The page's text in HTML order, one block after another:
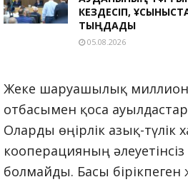
КЕЗДЕСІП,
ТЫҢДАДЫ
05.08.2026
Жеке шаруашылық
отбасымен қоса
Оларды өңірлік азық-түлік
кооперацияның
болмайды. Басы